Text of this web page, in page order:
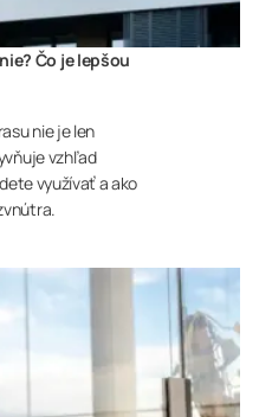
Čo je lepšou
nie je len
vzhľad
využívať a ako